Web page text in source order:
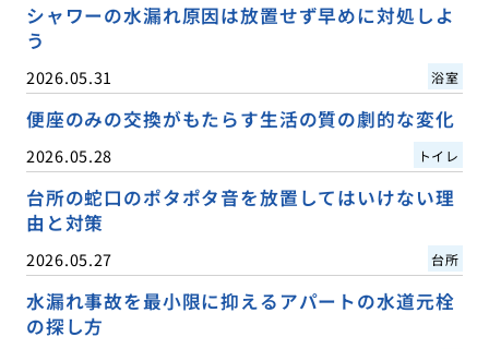
シャワーの水漏れ原因は放置せず早めに対処しよ
う
2026.05.31 浴室
便座のみの交換がもたらす生活の質の劇的な変化
2026.05.28 トイレ
台所の蛇口のポタポタ音を放置してはいけない理
由と対策
2026.05.27 台所
水漏れ事故を最小限に抑えるアパートの水道元栓
の探し方